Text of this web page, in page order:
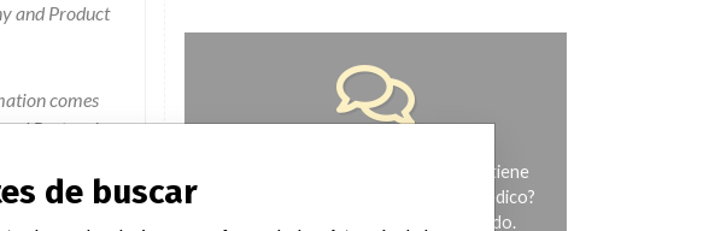
and Product
comes
Portugal.
¿Trabaja en la industria médica? ¿O tiene
experiencia con algún dispositivo médico?
Nuestra reportería no ha terminado.
de buscar